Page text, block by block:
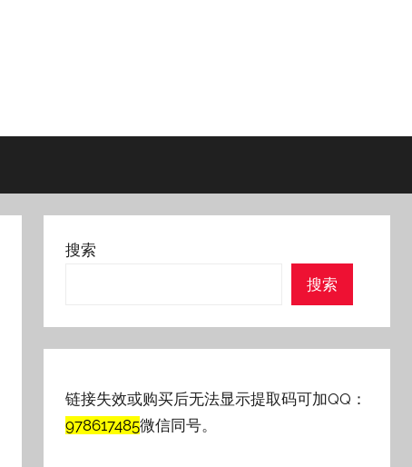
搜索
搜索
链接失效或购买后无法显示提取码可加QQ：
978617485微信同号。